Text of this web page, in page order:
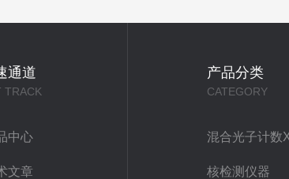
通道
TRACK
中心
文章
产品分类
CATEGORY
混合光子计数
核检测仪器